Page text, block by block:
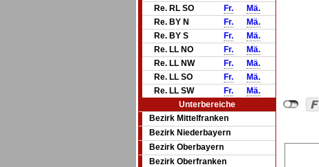
Re. RL SO
Fr.
Mä.
Re. BY N
Fr.
Mä.
Re. BY S
Fr.
Mä.
Re. LL NO
Fr.
Mä.
Re. LL NW
Fr.
Mä.
Re. LL SO
Fr.
Mä.
Re. LL SW
Fr.
Mä.
Unterbereiche
Bezirk Mittelfranken
Bezirk Niederbayern
Bezirk Oberbayern
Bezirk Oberfranken